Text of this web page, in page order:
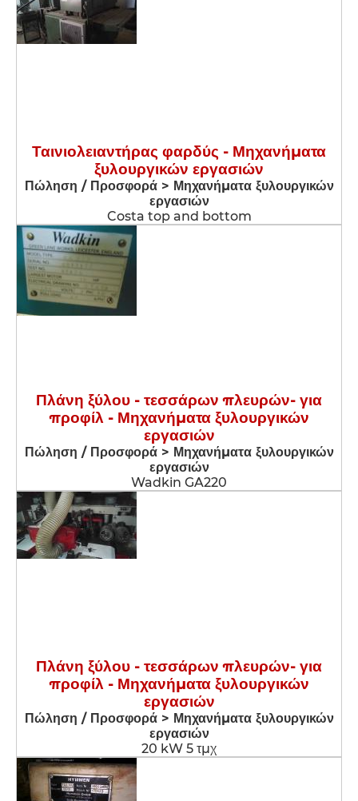
Ταινιολειαντήρας φαρδύς - Μηχανήματα
ξυλουργικών εργασιών
Πώληση / Προσφορά > Μηχανήματα ξυλουργικών
εργασιών
Costa top and bottom
Πλάνη ξύλου - τεσσάρων πλευρών- για
προφίλ - Μηχανήματα ξυλουργικών
εργασιών
Πώληση / Προσφορά > Μηχανήματα ξυλουργικών
εργασιών
Wadkin GA220
Πλάνη ξύλου - τεσσάρων πλευρών- για
προφίλ - Μηχανήματα ξυλουργικών
εργασιών
Πώληση / Προσφορά > Μηχανήματα ξυλουργικών
εργασιών
20 kW 5 τμχ